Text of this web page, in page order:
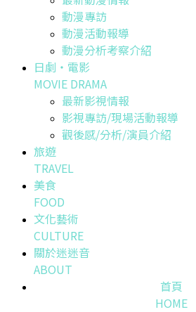
動漫專訪
動漫活動報導
動漫分析考察介紹
日劇・電影
MOVIE DRAMA
最新影視情報
影視專訪/現場活動報導
觀後感/分析/演員介紹
旅遊
TRAVEL
美食
FOOD
文化藝術
CULTURE
關於迷迷音
ABOUT
首頁
HOME